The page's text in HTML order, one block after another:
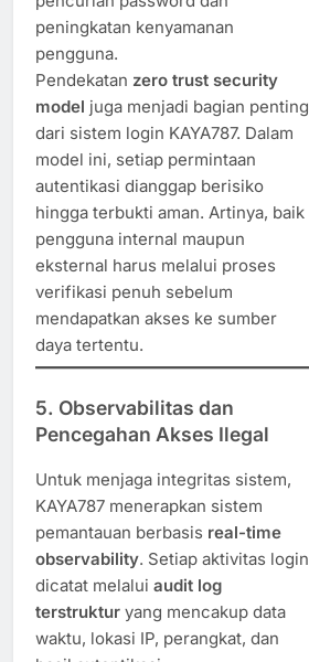
peningkatan kenyamanan
pengguna.
Pendekatan zero trust security
model juga menjadi bagian penting
dari sistem login KAYA787. Dalam
model ini, setiap permintaan
autentikasi dianggap berisiko
hingga terbukti aman. Artinya, baik
pengguna internal maupun
eksternal harus melalui proses
verifikasi penuh sebelum
mendapatkan akses ke sumber
daya tertentu.
5. Observabilitas dan
Pencegahan Akses Ilegal
Untuk menjaga integritas sistem,
KAYA787 menerapkan sistem
pemantauan berbasis real-time
observability. Setiap aktivitas login
dicatat melalui audit log
terstruktur yang mencakup data
waktu, lokasi IP, perangkat, dan